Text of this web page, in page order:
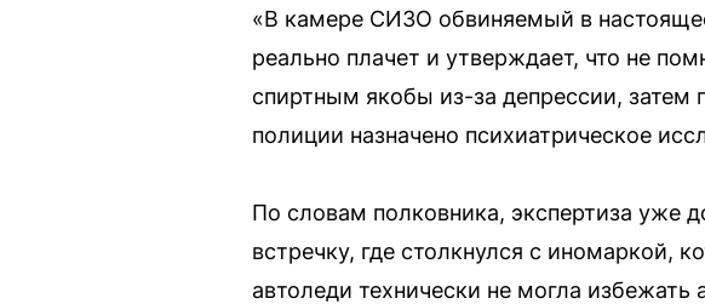
«В камере СИЗО обвиняемый в
реально плачет и утверждает, что не
спиртным якобы из-за депрессии,
полиции назначено психиатрическое
По словам полковника, экспертиза уже
встречку, где столкнулся с иномаркой,
автоледи технически не могла